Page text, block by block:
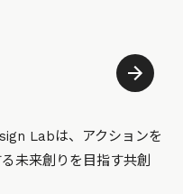
Labは、アクションを
未来創りを目指す共創